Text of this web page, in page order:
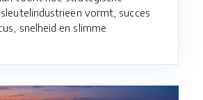
vormt; succes
snelheid en slimme